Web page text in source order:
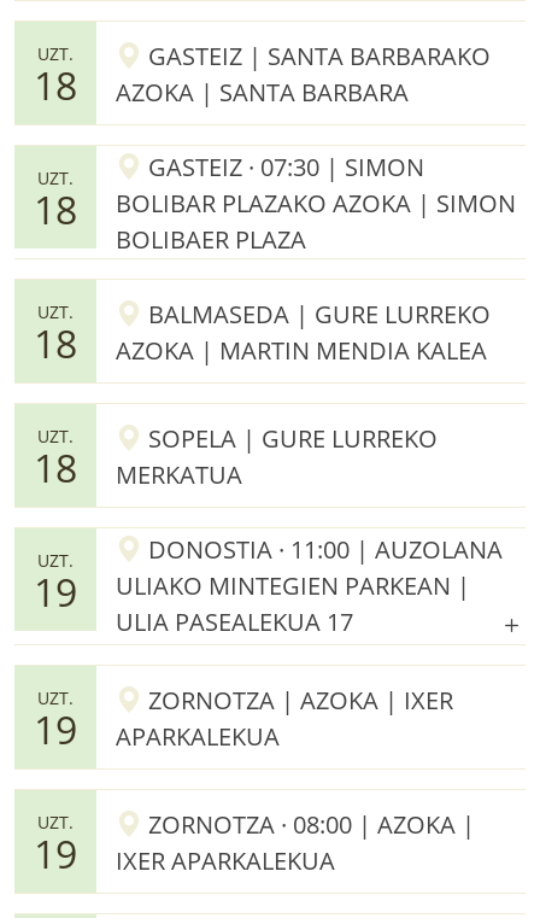
UZT.
18
GASTEIZ | SANTA BARBARAKO
AZOKA | SANTA BARBARA
UZT.
18
GASTEIZ · 07:30 | SIMON
BOLIBAR PLAZAKO AZOKA | SIMON
BOLIBAER PLAZA
UZT.
18
BALMASEDA | GURE LURREKO
AZOKA | MARTIN MENDIA KALEA
UZT.
18
SOPELA | GURE LURREKO
MERKATUA
UZT.
19
DONOSTIA · 11:00 | AUZOLANA
ULIAKO MINTEGIEN PARKEAN |
ULIA PASEALEKUA 17
UZT.
19
ZORNOTZA | AZOKA | IXER
APARKALEKUA
UZT.
19
ZORNOTZA · 08:00 | AZOKA |
IXER APARKALEKUA